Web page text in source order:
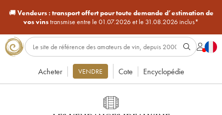
🚚Vendeurs : transport offert pour toute demande d’estimation de
vos vinstransmise entre le 01.07.2026 et le 31.08.2026 inclus*
Acheter VENDRE Cote Encyclopédie